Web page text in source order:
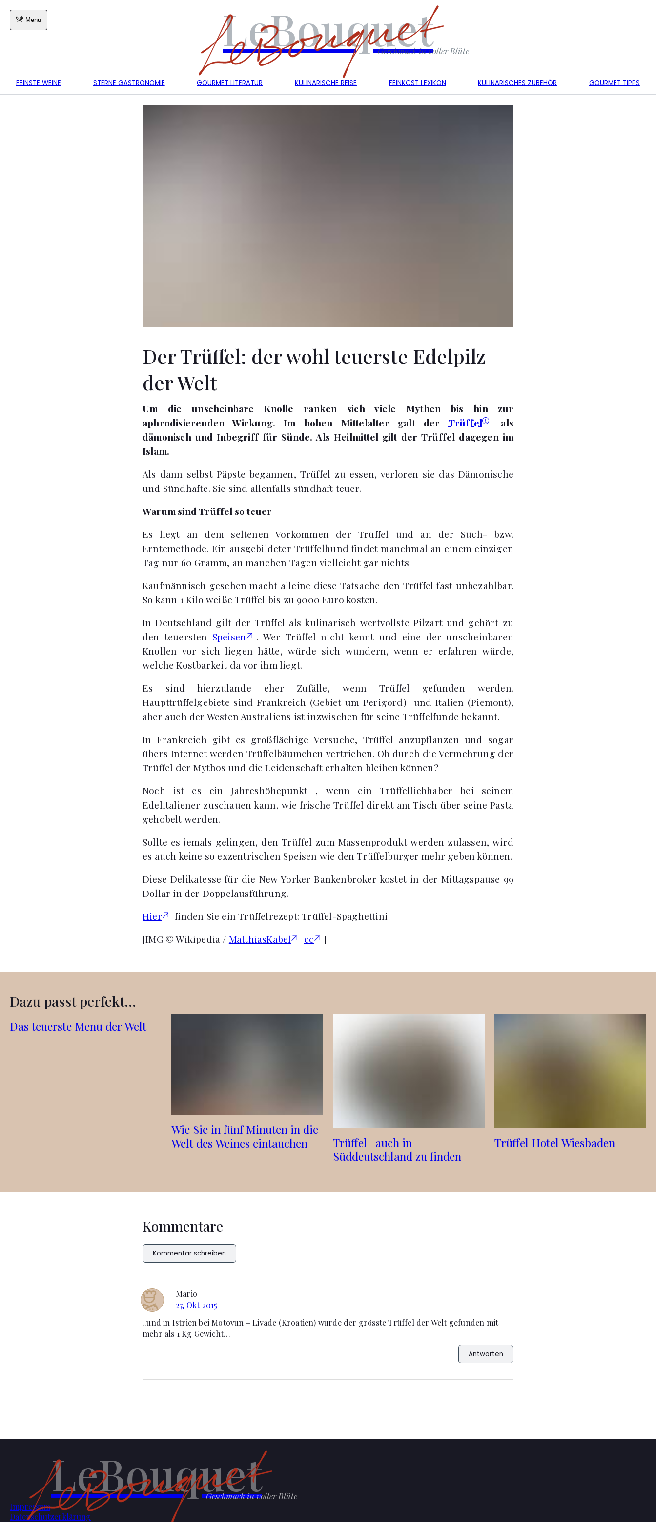
Menu LeBouquet
Geschmack in voller Blüte
FEINSTE WEINE STERNE GASTRONOMIE GOURMET LITERATUR KULINARISCHE REISE FEINKOST LEXIKON KULINARISCHES ZUBEHÖR GOURMET TIPPS
Der Trüffel: der wohl teuerste Edelpilz
der Welt
Um die unscheinbare Knolle ranken sich viele Mythen bis hin zur
aphrodisierenden Wirkung. Im hohen Mittelalter galt der Trüffel
als
dämonisch und Inbegriff für Sünde. Als Heilmittel gilt der Trüffel dagegen im
Islam.
Als dann selbst Päpste begannen, Trüffel zu essen, verloren sie das Dämonische
und Sündhafte. Sie sind allenfalls sündhaft teuer.
Warum sind Trüffel so teuer
Es liegt an dem seltenen Vorkommen der Trüffel und an der Such- bzw.
Erntemethode. Ein ausgebildeter Trüffelhund findet manchmal an einem einzigen
Tag nur 60 Gramm, an manchen Tagen vielleicht gar nichts.
Kaufmännisch gesehen macht alleine diese Tatsache den Trüffel fast unbezahlbar.
So kann 1 Kilo weiße Trüffel bis zu 9000 Euro kosten.
In Deutschland gilt der Trüffel als kulinarisch wertvollste Pilzart und gehört zu
den teuersten Speisen
. Wer Trüffel nicht kennt und eine der unscheinbaren
Knollen vor sich liegen hätte, würde sich wundern, wenn er erfahren würde,
welche Kostbarkeit da vor ihm liegt.
Es sind hierzulande eher Zufälle, wenn Trüffel gefunden werden.
Haupttrüffelgebiete sind Frankreich (Gebiet um Perigord) und Italien (Piemont),
aber auch der Westen Australiens ist inzwischen für seine Trüffelfunde bekannt.
In Frankreich gibt es großflächige Versuche, Trüffel anzupflanzen und sogar
übers Internet werden Trüffelbäumchen vertrieben. Ob durch die Vermehrung der
Trüffel der Mythos und die Leidenschaft erhalten bleiben können?
Noch ist es ein Jahreshöhepunkt , wenn ein Trüffelliebhaber bei seinem
Edelitaliener zuschauen kann, wie frische Trüffel direkt am Tisch über seine Pasta
gehobelt werden.
Sollte es jemals gelingen, den Trüffel zum Massenprodukt werden zulassen, wird
es auch keine so exzentrischen Speisen wie den Trüffelburger mehr geben können.
Diese Delikatesse für die New Yorker Bankenbroker kostet in der Mittagspause 99
Dollar in der Doppelausführung.
Hier
finden Sie ein Trüffelrezept: Trüffel-Spaghettini
[IMG © Wikipedia / MatthiasKabel cc ]
Dazu passt perfekt...
Das teuerste Menu der Welt
Wie Sie in fünf Minuten in die
Welt des Weines eintauchen
Trüffel | auch in
Süddeutschland zu finden
Trüffel Hotel Wiesbaden
Kommentare
Kommentar schreiben
Mario
27, Okt 2015
..und in Istrien bei Motovun – Livade (Kroatien) wurde der grösste Trüffel der Welt gefunden mit
mehr als 1 Kg Gewicht…
Antworten
LeBouquet
Geschmack in voller Blüte
Impressum
Datenschutzerklärung